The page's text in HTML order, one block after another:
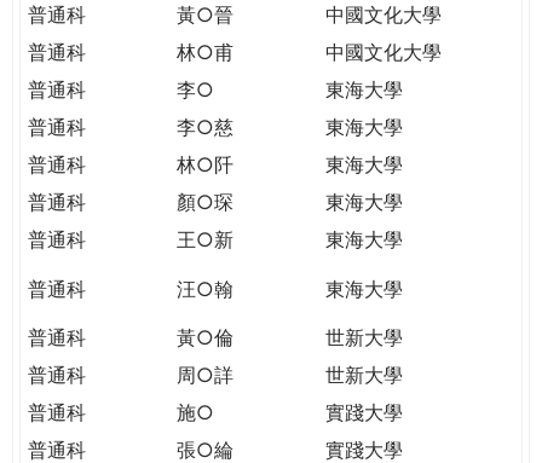
普通科
黃○晉
中國文化大學
普通科
林○甫
中國文化大學
普通科
李○
東海大學
普通科
李○慈
東海大學
普通科
林○阡
東海大學
普通科
顏○琛
東海大學
普通科
王○新 東海大學
普通科 汪○翰
東海大學
普通科
黃○倫
世新大學
普通科
周○詳
世新大學
普通科
施○
實踐大學
普通科
張○綸
實踐大學